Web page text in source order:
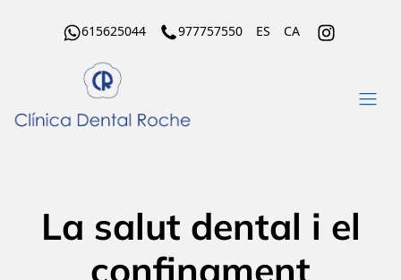
615625044 977757550 ES CA
La salut dental i el
confinament